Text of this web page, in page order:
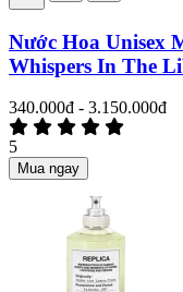
Nước Hoa Unisex
Whispers In The
340.000đ - 3.150.000đ
5
Mua ngay